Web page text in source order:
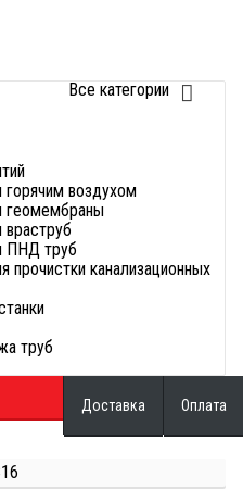
Все категории
горячим воздухом
геомембраны
ПНД труб
прочистки канализационных
труб
Доставка Оплата